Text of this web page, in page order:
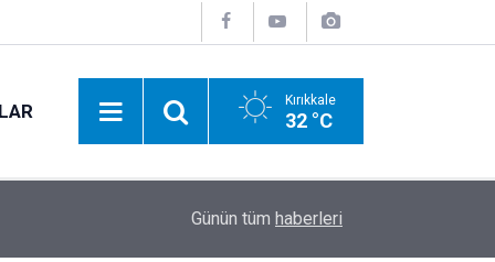
Kırıkkale
32 °C
Kırıkkale'deki bir sünnet düğününde 20 sanatçı
Günün tüm haberleri